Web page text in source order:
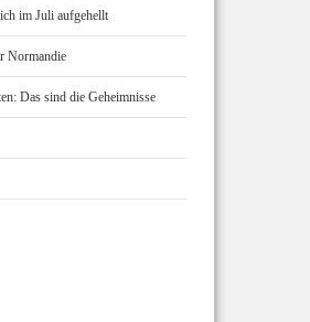
im Juli aufgehellt
Normandie
Das sind die Geheimnisse